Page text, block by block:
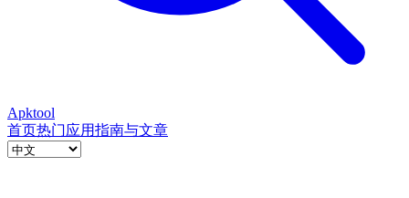
Apktool
首页热门应用指南与文章